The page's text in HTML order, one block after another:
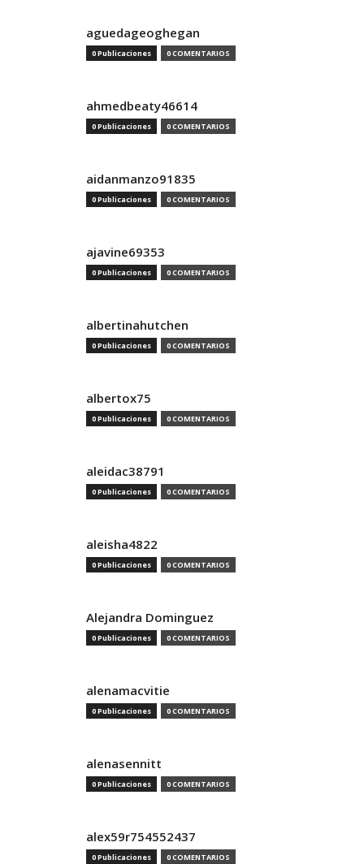
aguedageoghegan
0 Publicaciones 0 COMENTARIOS
ahmedbeaty46614
0 Publicaciones 0 COMENTARIOS
aidanmanzo91835
0 Publicaciones 0 COMENTARIOS
ajavine69353
0 Publicaciones 0 COMENTARIOS
albertinahutchen
0 Publicaciones 0 COMENTARIOS
albertox75
0 Publicaciones 0 COMENTARIOS
aleidac38791
0 Publicaciones 0 COMENTARIOS
aleisha4822
0 Publicaciones 0 COMENTARIOS
Alejandra Dominguez
0 Publicaciones 0 COMENTARIOS
alenamacvitie
0 Publicaciones 0 COMENTARIOS
alenasennitt
0 Publicaciones 0 COMENTARIOS
alex59r754552437
0 Publicaciones 0 COMENTARIOS